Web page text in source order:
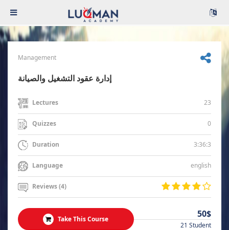
Management
إدارة عقود التشغيل والصيانة
Lectures 23
Quizzes 0
Duration 3:36:3
Language english
Reviews (4)
Take This Course 50$
21 Student